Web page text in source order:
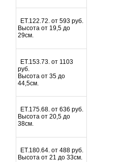
ET.122.72. от 593 руб.
Высота от 19,5 до
29см.
ET.153.73. от 1103
руб.
Высота от 35 до
44,5см.
ET.175.68. от 636 руб.
Высота от 20,5 до
38см.
ET.180.64. от 488 руб.
Высота от 21 до 33см.